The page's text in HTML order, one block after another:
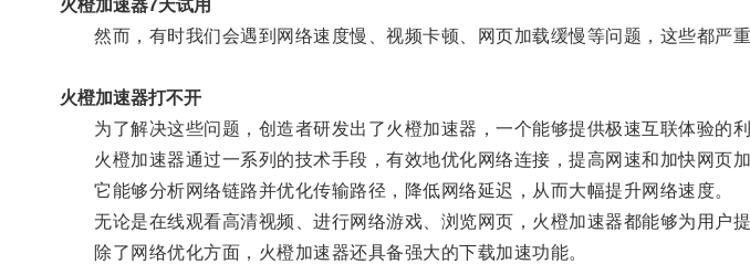
火橙加速器7天试用
然而，有时我们会遇到网络速度慢、视频卡顿、网页加载缓慢等问题，这些都严重
火橙加速器打不开
为了解决这些问题，创造者研发出了火橙加速器，一个能够提供极速互联体验的利
火橙加速器通过一系列的技术手段，有效地优化网络连接，提高网速和加快网页加
它能够分析网络链路并优化传输路径，降低网络延迟，从而大幅提升网络速度。
无论是在线观看高清视频、进行网络游戏、浏览网页，火橙加速器都能够为用户提
除了网络优化方面，火橙加速器还具备强大的下载加速功能。